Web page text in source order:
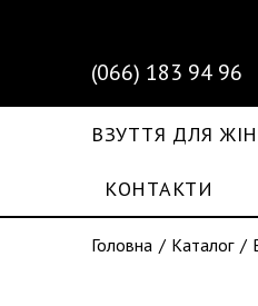
(066) 183 94 96
ВЗУТТЯ ДЛЯ
КОНТАКТИ
Головна Каталог